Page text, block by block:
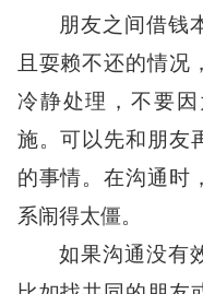
朋友之间借钱
且耍赖不还的情况
冷静处理，不要
施。可以先和朋友
的事情。在沟通时
系闹得太僵。
如果沟通没有